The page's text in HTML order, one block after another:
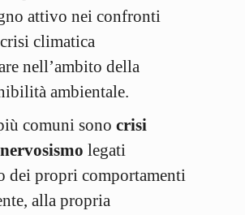
attivo nei confronti
climatica
nell’ambito della
ambientale.
comuni sono crisi
legati
dei propri comportamenti
alla propria